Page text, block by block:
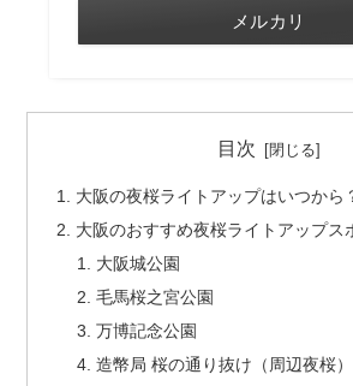
メルカリ
目次
大阪の夜桜ライトアップはいつから
大阪のおすすめ夜桜ライトアップス
大阪城公園
毛馬桜之宮公園
万博記念公園
造幣局 桜の通り抜け（周辺夜桜）